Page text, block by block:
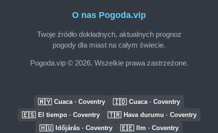
O nas Pogoda.vip
Twoje źródło dokładnych, aktualnych prognoz
pogody dla miast na całym świecie.
Pogoda.vip © 2026. Wszelkie prawa zastrzeżone.
🇲🇾 Cuaca · Coventry 🇮🇩 Cuaca · Coventry
🇪🇸 El tiempo · Coventry 🇹🇷 Hava durumu · Coventry
🇭🇺 Időjárás · Coventry 🇪🇪 Ilm · Coventry